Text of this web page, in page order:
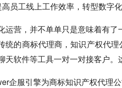
员工线上工作效率，转型数字
运营，并不单单只是意味着有了
统的商标代理商，知识产权代
天软件等工具一对一对接客户。
企服引擎为商标知识产权代理